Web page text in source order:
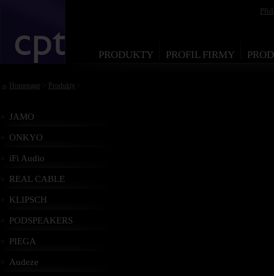
PRODUKTY PROFIL FIRMY
Homepage Produkty
JAMO
ONKYO
iFi Audio
REAL CABLE
KLIPSCH
PODSPEAKERS
PIEGA
Audeze